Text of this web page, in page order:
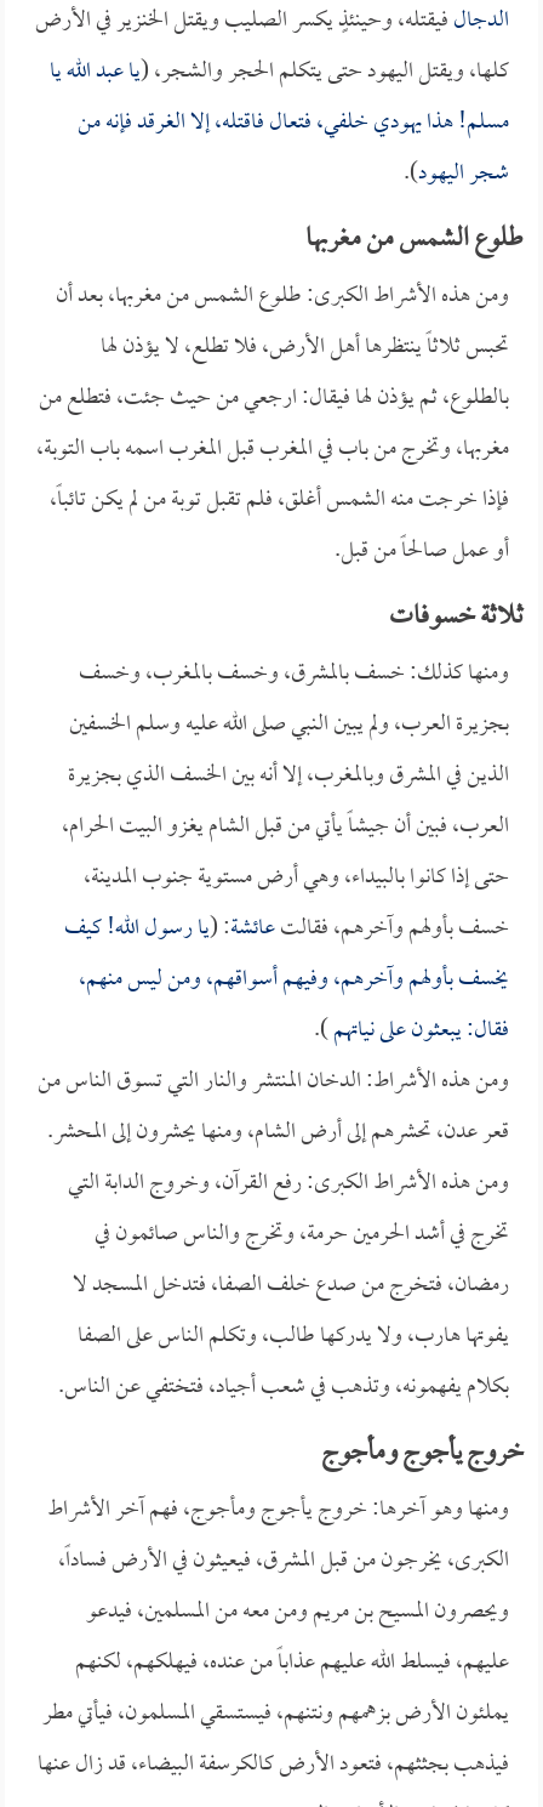
الدجالفيقتله، وحينئذٍ يكسر الصليب ويقتل الخنزير في الأرض
كلها، ويقتل اليهود حتى يتكلم الحجر والشجر، (يا عبد الله يا
مسلم! هذا يهودي خلفي، فتعال فاقتله، إلا الغرقد فإنه من
شجر اليهود).
طلوع الشمس من مغربها
ومن هذه الأشراط الكبرى: طلوع الشمس من مغربها، بعد أن
تحبس ثلاثاً ينتظرها أهل الأرض، فلا تطلع، لا يؤذن لها
بالطلوع، ثم يؤذن لها فيقال: ارجعي من حيث جئت، فتطلع من
مغربها، وتخرج من باب في المغرب قبل المغرب اسمه باب التوبة،
فإذا خرجت منه الشمس أغلق، فلم تقبل توبة من لم يكن تائباً،
أو عمل صالحاً من قبل.
ثلاثة خسوفات
ومنها كذلك: خسف بالمشرق، وخسف بالمغرب، وخسف
بجزيرة العرب، ولم يبين النبي صلى الله عليه وسلم الخسفين
الذين في المشرق وبالمغرب، إلا أنه بين الخسف الذي بجزيرة
العرب، فبين أن جيشاً يأتي من قبل الشام يغزو البيت الحرام،
حتى إذا كانوا بالبيداء، وهي أرض مستوية جنوب المدينة،
خسف بأولهم وآخرهم، فقالتعائشة: (يا رسول الله! كيف
يخسف بأولهم وآخرهم، وفيهم أسواقهم، ومن ليس منهم،
فقال: يبعثون على نياتهم).
ومن هذه الأشراط: الدخان المنتشر والنار التي تسوق الناس من
قعر عدن، تحشرهم إلى أرض الشام، ومنها يحشرون إلى المحشر.
ومن هذه الأشراط الكبرى: رفع القرآن، وخروج الدابة التي
تخرج في أشد الحرمين حرمة، وتخرج والناس صائمون في
رمضان، فتخرج من صدع خلف الصفا، فتدخل المسجد لا
يفوتها هارب، ولا يدركها طالب، وتكلم الناس على الصفا
بكلام يفهمونه، وتذهب في شعب أجياد، فتختفي عن الناس.
خروج يأجوج ومأجوج
ومنها وهو آخرها: خروج يأجوج ومأجوج، فهم آخر الأشراط
الكبرى، يخرجون من قبل المشرق، فيعيثون في الأرض فساداً،
ويحصرون المسيح بن مريم ومن معه من المسلمين، فيدعو
عليهم، فيسلط الله عليهم عذاباً من عنده، فيهلكهم، لكنهم
يملئون الأرض بزهمهم ونتنهم، فيستسقي المسلمون، فيأتي مطر
فيذهب بجثثهم، فتعود الأرض كالكرسفة البيضاء، قد زال عنها